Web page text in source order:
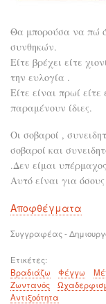
Θα μπορούσα να πώ
συνθηκών.
Είτε βρέχει είτε
την ευλογία .
Είτε είναι πρωί
παραμένουν ίδιες.
Οι σοβαροί ,
σοβαροί και
.Δεν είμαι
Αυτό είναι για
Αποφθέγματα
Συγγραφέας -
Ετικέτες
Βραδιάζω
Φέγγω
Ζωντανός
Αντιξοότητα